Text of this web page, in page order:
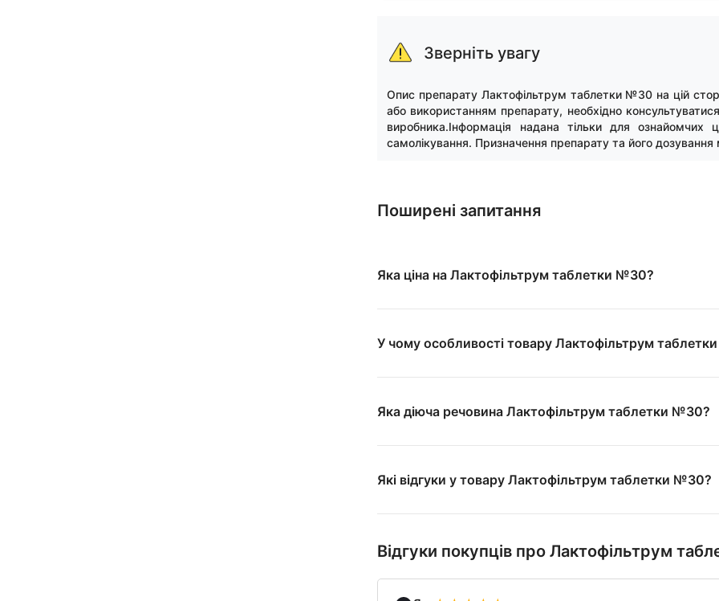
Зверніть увагу
Опис препарату Лактофільтрум таблетки №30 на цій
або використанням препарату, необхідно
виробника.Інформація надана тільки для
самолікування. Призначення препарату та його дозування
Поширені запитання
Яка ціна на Лактофільтрум таблетки №30?
У чому особливості товару Лактофільтрум
Яка діюча речовина Лактофільтрум таблетки №30?
Які відгуки у товару Лактофільтрум таблетки №30?
Відгуки покупців про Лактофільтрум